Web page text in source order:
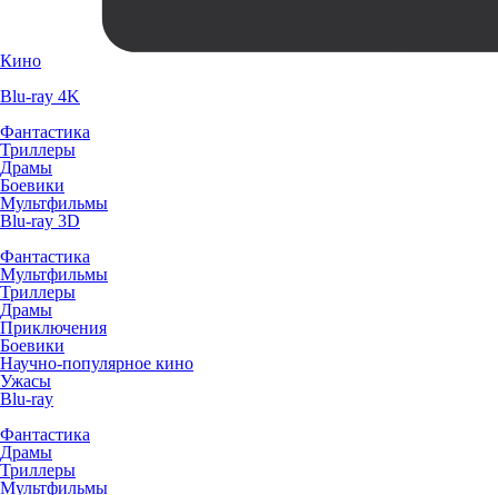
Кино
Blu-ray 4K
Фантастика
Триллеры
Драмы
Боевики
Мультфильмы
Blu-ray 3D
Фантастика
Мультфильмы
Триллеры
Драмы
Приключения
Боевики
Научно-популярное кино
Ужасы
Blu-ray
Фантастика
Драмы
Триллеры
Мультфильмы